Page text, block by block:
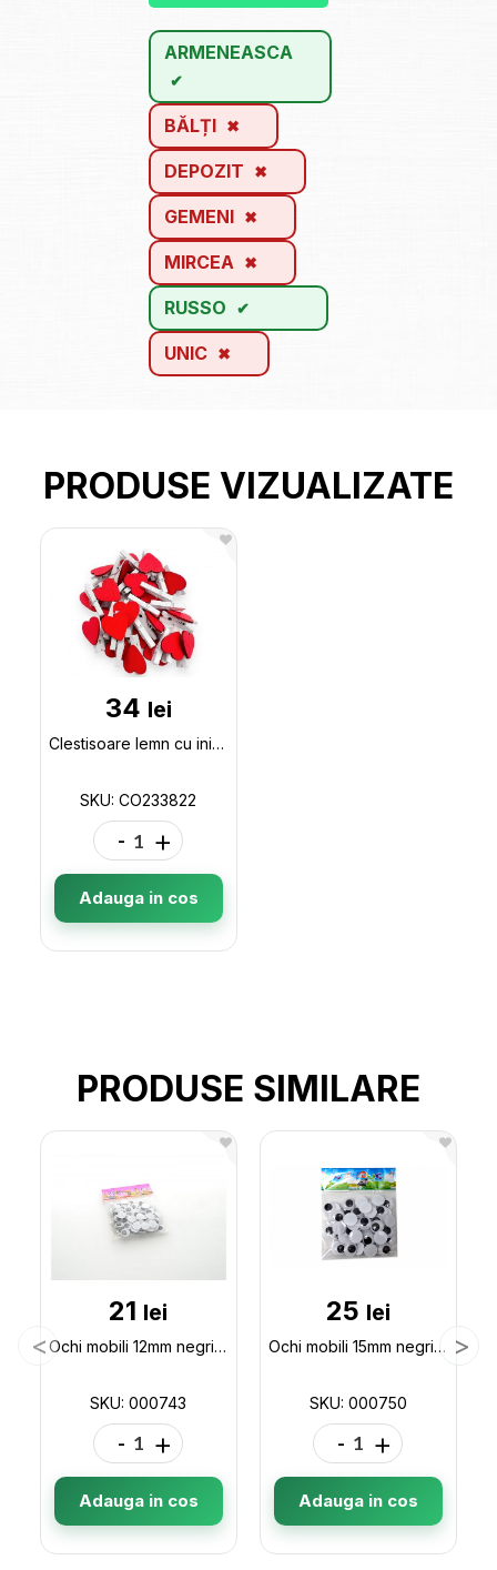
ARMENEASCA
BĂLȚI
DEPOZIT
GEMENI
MIRCEA
RUSSO
UNIC
PRODUSE VIZUALIZATE
34 lei
Clestisoare lemn cu inima (20buc) 450 CO233822
SKU: CO233822
- +
Adauga in cos
PRODUSE SIMILARE
21 lei
Ochi mobili 12mm negri (ML11-5) 000743
SKU: 000743
- +
Adauga in cos
25 lei
Ochi mobili 15mm negri (ML11-6/ML21-7) 000750
SKU: 000750
- +
Adauga in cos